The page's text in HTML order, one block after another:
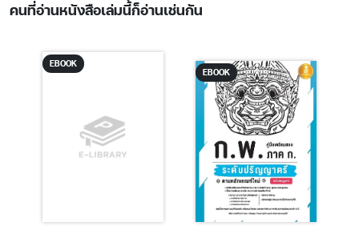
คนที่อ่านหนังสือเล่มนี้ก็อ่านเช่นกัน
EBOOK
EBOOK